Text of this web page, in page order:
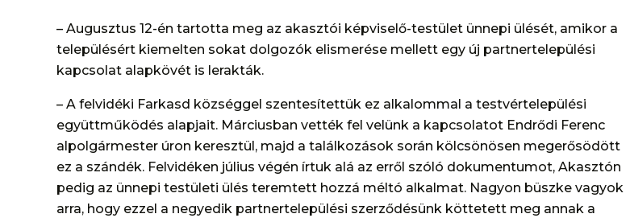
– Augusztus 12-én tartotta meg az akasztói képviselő-testület ünnepi ülését, amikor a
településért kiemelten sokat dolgozók elismerése mellett egy új partnertelepülési
kapcsolat alapkövét is lerakták.
– A felvidéki Farkasd községgel szentesítettük ez alkalommal a testvértelepülési
együttműködés alapjait. Márciusban vették fel velünk a kapcsolatot Endrődi Ferenc
alpolgármester úron keresztül, majd a találkozások során kölcsönösen megerősödött
ez a szándék. Felvidéken július végén írtuk alá az erről szóló dokumentumot, Akasztón
pedig az ünnepi testületi ülés teremtett hozzá méltó alkalmat. Nagyon büszke vagyok
arra, hogy ezzel a negyedik partnertelepülési szerződésünk köttetett meg annak a